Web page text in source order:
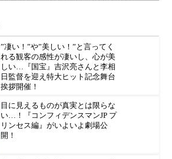
”凄い！”や”美しい！”と言ってく
れる観客の感性が凄いし、心が美
しい…『国宝』吉沢亮さんと李相
日監督を迎え特大ヒット記念舞台
挨拶開催！
目に見えるものが真実とは限らな
い…！『コンフィデンスマンJP プ
リンセス編』がいよいよ劇場公
開！